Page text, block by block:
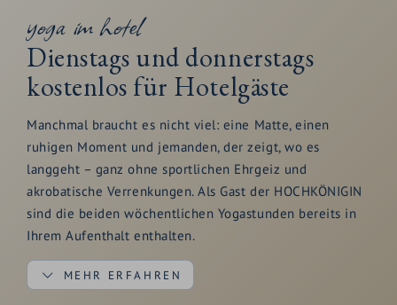
yoga im hotel
Dienstags und donnerstags
kostenlos für Hotelgäste
Manchmal braucht es nicht viel: eine Matte, einen
ruhigen Moment und jemanden, der zeigt, wo es
langgeht – ganz ohne sportlichen Ehrgeiz und
akrobatische Verrenkungen. Als Gast der HOCHKÖNIGIN
sind die beiden wöchentlichen Yogastunden bereits in
Ihrem Aufenthalt enthalten.
MEHR ERFAHREN